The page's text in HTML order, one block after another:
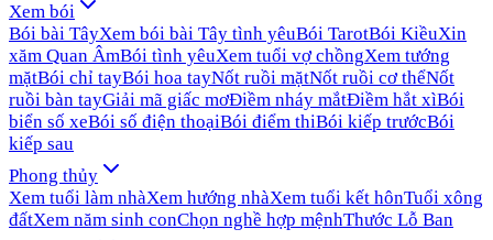
Xem bói
Bói bài TâyXem bói bài Tây tình yêuBói TarotBói KiềuXin
xăm Quan ÂmBói tình yêuXem tuổi vợ chồngXem tướng
mặtBói chỉ tayBói hoa tayNốt ruồi mặtNốt ruồi cơ thểNốt
ruồi bàn tayGiải mã giấc mơĐiềm nháy mắtĐiềm hắt xìBói
biển số xeBói số điện thoạiBói điểm thiBói kiếp trướcBói
kiếp sau
Phong thủy
Xem tuổi làm nhàXem hướng nhàXem tuổi kết hônTuổi xông
đấtXem năm sinh conChọn nghề hợp mệnhThước Lỗ Ban